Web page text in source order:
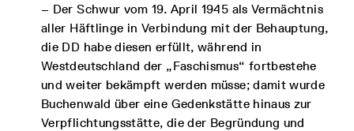
– Der Schwur vom 19. April 1945 als Vermächtnis
aller Häftlinge in Verbindung mit der Behauptung,
die DD habe diesen erfüllt, während in
Westdeutschland der „Faschismus“ fortbestehe
und weiter bekämpft werden müsse; damit wurde
Buchenwald über eine Gedenkstätte hinaus zur
Verpflichtungsstätte, die der Begründung und